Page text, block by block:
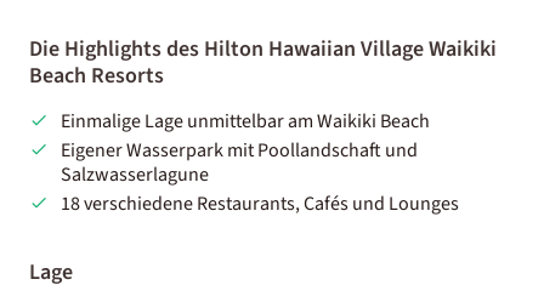
Die Highlights des Hilton Hawaiian Village Waikiki
Beach Resorts
Einmalige Lage unmittelbar am Waikiki Beach
Eigener Wasserpark mit Poollandschaft und
Salzwasserlagune
18 verschiedene Restaurants, Cafés und Lounges
Lage